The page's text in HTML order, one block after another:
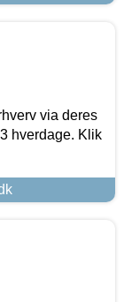
via deres
hverdage. Klik